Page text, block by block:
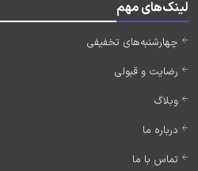
لینک‌های مهم
چهارشنبه‌های تخفیفی
رضایت و قبولی
وبلاگ
درباره ما
تماس با ما